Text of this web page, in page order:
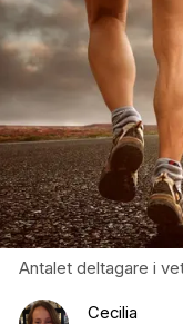
Antalet deltagare i
Cecilia